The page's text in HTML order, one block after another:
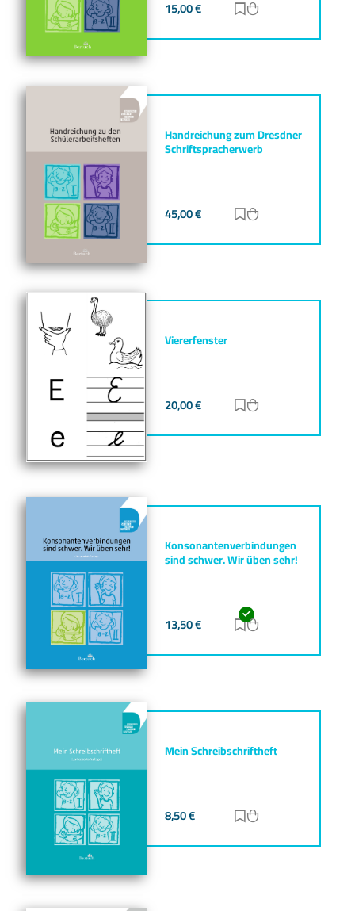
15,00€ Zur Merkliste
Handreichung zum Dresdner
Schriftspracherwerb
45,00€ Zur Merkliste
Viererfenster
20,00€ Zur Merkliste
Konsonantenverbindungen
sind schwer. Wir üben sehr!
13,50€ Zur Merkliste
Mein Schreibschriftheft
8,50€ Zur Merkliste